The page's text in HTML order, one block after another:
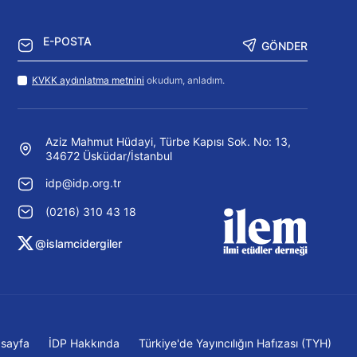
GÖNDER
KVKK aydınlatma metnini okudum, anladım.
Aziz Mahmut Hüdayi, Türbe Kapısı Sok. No: 13,
34672 Üsküdar/İstanbul
idp@idp.org.tr
(0216) 310 43 18
@islamcidergiler
İDP Hakkında Türkiye'de Yayıncılığın Hafızası (TYH)